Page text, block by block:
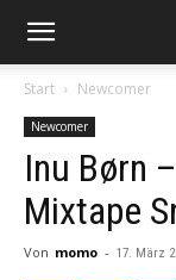
Start Newcomer
Newcomer
Inu Børn
Mixtape
Von momo - 17. März